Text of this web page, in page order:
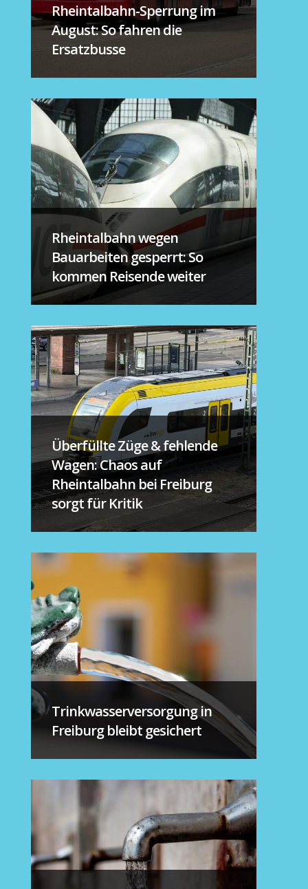
Rheintalbahn-Sperrung im
August: So fahren die
Ersatzbusse
Rheintalbahn wegen
Bauarbeiten gesperrt: So
kommen Reisende weiter
Überfüllte Züge & fehlende
Wagen: Chaos auf
Rheintalbahn bei Freiburg
sorgt für Kritik
Trinkwasserversorgung in
Freiburg bleibt gesichert